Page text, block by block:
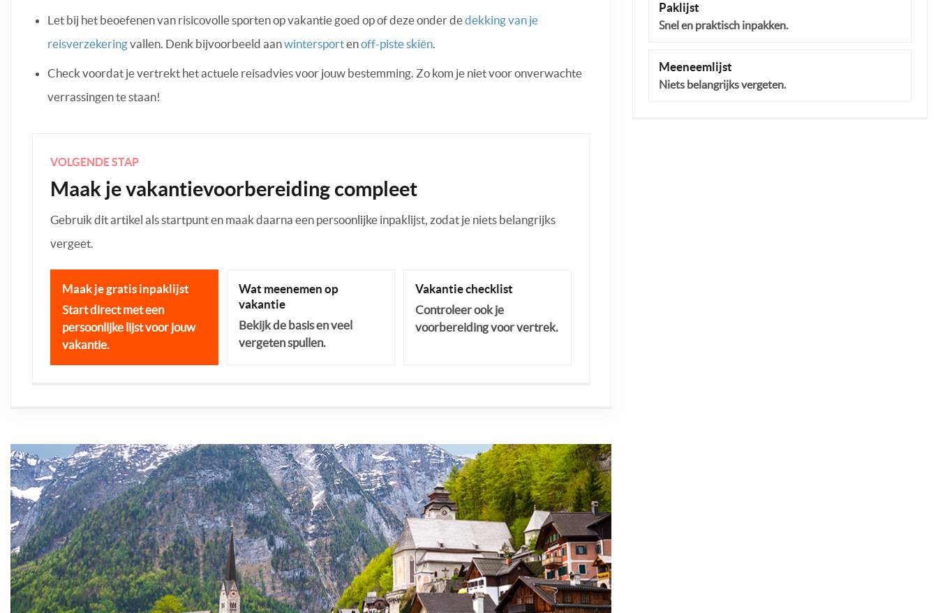
Let bij het beoefenen van risicovolle sporten op vakantie goed op of deze onder dedekking van je
reisverzekeringvallen. Denk bijvoorbeeld aanwintersportenoff-piste skiën
Check voordat je vertrekt het actuele reisadvies voor jouw bestemming. Zo kom je niet voor onverwachte
verrassingen te staan!
VOLGENDE STAP
Maak je vakantievoorbereiding compleet
Gebruik dit artikel als startpunt en maak daarna een persoonlijke inpaklijst, zodat je niets belangrijks
vergeet.
Maak je gratis inpaklijst
Start direct met een
persoonlijke lijst voor jouw
vakantie.
Wat meenemen op
vakantie
Bekijk de basis en veel
vergeten spullen.
Vakantie checklist
Controleer ook je
voorbereiding voor vertrek.
Paklijst
Snel en praktisch inpakken.
Meeneemlijst
Niets belangrijks vergeten.